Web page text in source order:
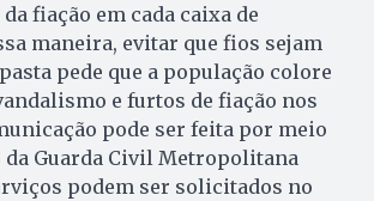
fiação em cada caixa de
maneira, evitar que fios sejam
pede que a população colore
e furtos de fiação nos
pode ser feita por meio
da Guarda Civil Metropolitana
podem ser solicitados no